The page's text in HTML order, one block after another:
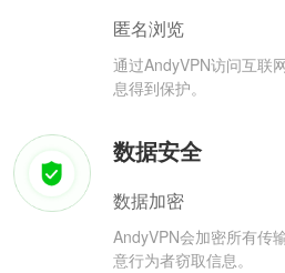
匿名浏览
通过AndyVPN访问互联
息得到保护。
数据安全
数据加密
AndyVPN会加密所有传
意行为者窃取信息。